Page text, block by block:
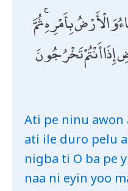
وَالْأَرْضُ بِأَمْرِهِ ۚ ثُمَّ
إِذَا أَنْتُمْ تَخْرُجُونَ
Ati pe ninu awon
ati ile duro pelu
nigba ti O ba pe
naa ni eyin yoo